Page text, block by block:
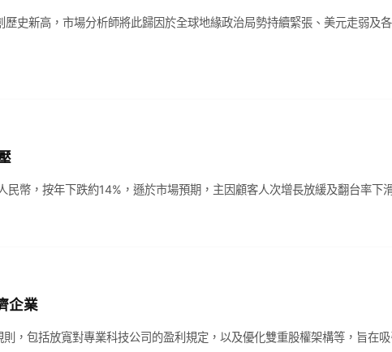
史新高，市場分析師將此歸因於全球地緣政治局勢持續緊張、美元走弱及
幣，按年下跌約14%，遜於市場預期，主因顧客人次增長放緩及翻台率下
企業
，包括放寬對專業科技公司的盈利規定，以及優化雙重股權架構等，旨在